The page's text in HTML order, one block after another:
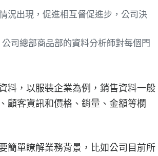
況出現，促進相互督促進步，公司決
司總部商品部的資料分析師對每個門
料，以服裝企業為例，銷售資料一般
顧客資訊和價格、銷量、金額等欄
簡單瞭解業務背景，比如公司目前所